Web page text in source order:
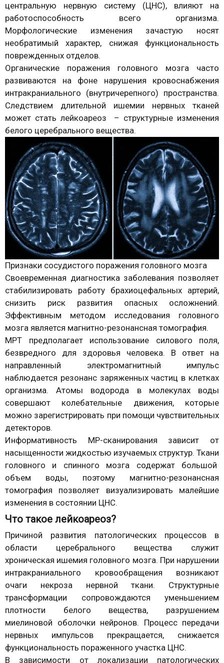
центральную нервную систему (ЦНС), влияют на
работоспособность всего организма.
Морфологические изменения зачастую носят
необратимый характер, снижая функциональность
поврежденных отделов.
Органические поражения головного мозга часто
развиваются на фоне нарушения кровоснабжения
интракраниального (внутричерепного) пространства.
Следствием длительной ишемии нервных тканей
может стать лейкоареоз – структурные изменения
белого церебрального вещества.
Признаки сосудистого поражения головного мозга
Своевременная диагностика заболевания позволяет
стабилизировать работу брахиоцефальных артерий,
снизить риск развития опасных осложнений.
Эффективным методом исследования головного
мозга является магнитно-резонансная томография.
МРТ предполагает использование силового поля,
безвредного для здоровья человека. В ответ на
направленный электромагнитный импульс
наблюдается резонанс заряженных частиц в клетках
организма. Атомы водорода в молекулах воды
совершают колебательные движения, которые
можно зарегистрировать при помощи чувствительных
детекторов.
Информативность МР-сканирования зависит от
насыщенности жидкостью изучаемых структур. Ткани
головного и спинного мозга содержат большой
объем воды, поэтому магнитно-резонансная
томография позволяет визуализировать малейшие
изменения в состоянии ЦНС.
Что такое лейкоареоз?
Причиной развития патологических процессов в
области церебрального вещества служит
хроническая ишемия головного мозга. При нарушении
интракраниального кровообращения возникают
очаги некроза нервной ткани. Структурные
трансформации сопровождаются уменьшением
плотности белого вещества, разрушением
миелиновой оболочки нейронов. Процесс передачи
нервных импульсов прекращается, снижается
функциональность пораженного участка ЦНС.
В зависимости от локализации патологических